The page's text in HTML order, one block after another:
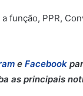
função, PPR,
e Facebook
as principais